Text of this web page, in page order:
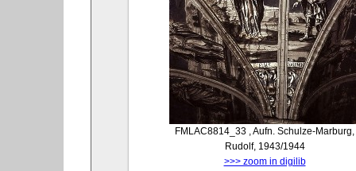
FMLAC8814_33 , Aufn. Schulze-Marburg,
Rudolf, 1943/1944
>>> zoom in digilib